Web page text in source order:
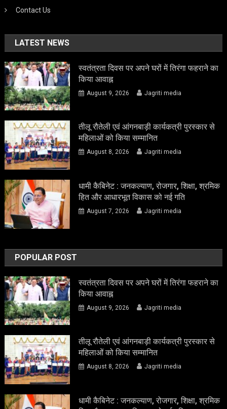
Contact Us
LATEST NEWS
स्वतंत्रता दिवस पर अपने घरों में तिरंगा फहराने का
किया आवाह्न
August 9, 2026 Jagriti media
तीलू रौतेली एवं आंगनबाड़ी कार्यकत्री पुरस्कार से
महिलाओं को किया सम्मानित
August 8, 2026 Jagriti media
धामी कैबिनेट : जनकल्याण, रोजगार, शिक्षा, श्रमिक
हित और आधारभूत विकास को नई गति
August 7, 2026 Jagriti media
POPULAR POST
स्वतंत्रता दिवस पर अपने घरों में तिरंगा फहराने का
किया आवाह्न
August 9, 2026 Jagriti media
तीलू रौतेली एवं आंगनबाड़ी कार्यकत्री पुरस्कार से
महिलाओं को किया सम्मानित
August 8, 2026 Jagriti media
धामी कैबिनेट : जनकल्याण, रोजगार, शिक्षा, श्रमिक